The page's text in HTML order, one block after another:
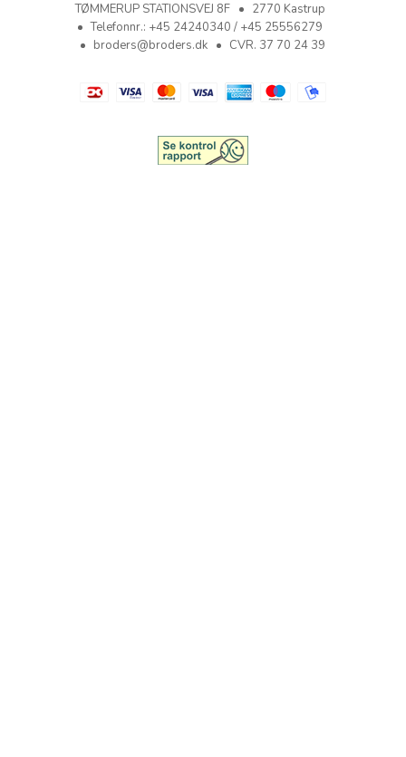
TØMMERUP STATIONSVEJ 8F
2770 Kastrup
Telefonnr.: +45 24240340 / +45 25556279
broders@broders.dk
CVR. 37 70 24 39